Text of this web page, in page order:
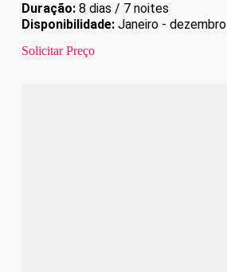
Duração:8 dias / 7 noites
Disponibilidade:Janeiro - dezembro
Solicitar Preço